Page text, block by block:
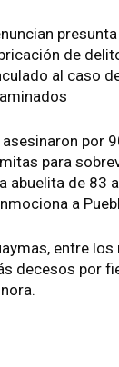
de
al caso
asesinaron por
para
abuelita de 83
a
entre
decesos por